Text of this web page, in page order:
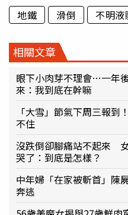
地鐵 滑倒 不明液
相關文章
眼下小肉芽不理會…一年
來：我到底在幹嘛
「大雪」節氣下周三報
不住
沒跌倒卻腳痛站不起來
哭了：到底是怎樣？
中年婦「在家被斬首」
奔逃